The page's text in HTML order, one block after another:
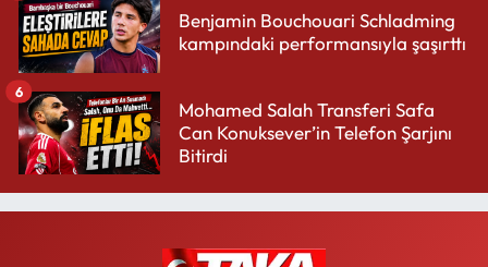
Benjamin Bouchouari Schladming
kampındaki performansıyla şaşırttı
Mohamed Salah Transferi Safa
Can Konuksever’in Telefon Şarjını
Bitirdi
6